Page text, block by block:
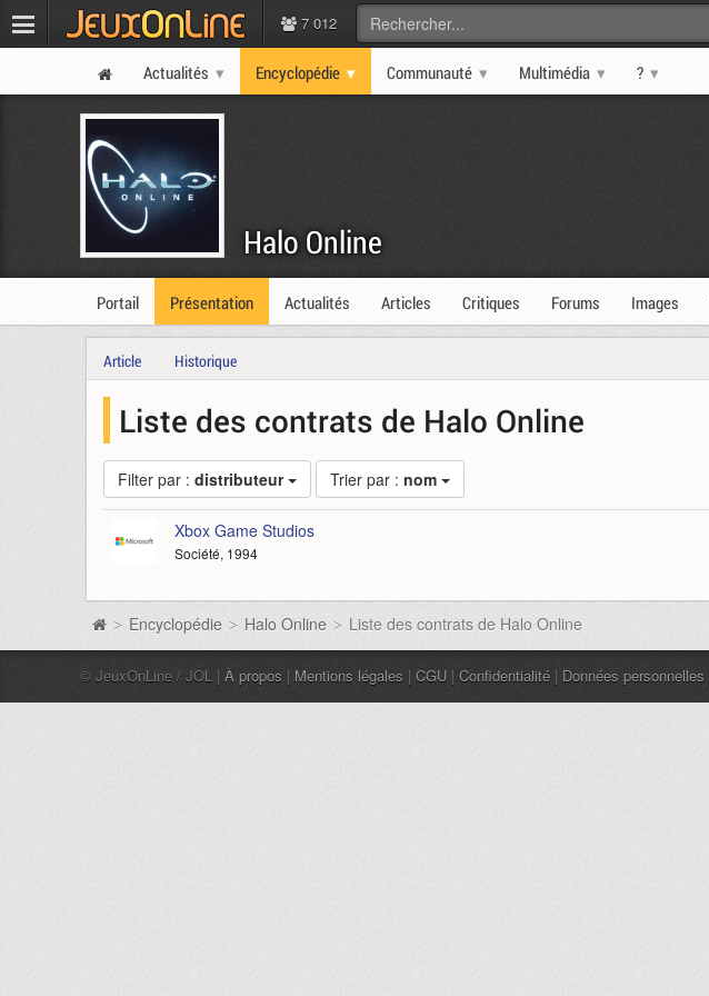
7 012
Actualités Encyclopédie Communauté Multimédia ?
Halo Online
Portail Présentation Actualités Articles Critiques Forums Images
Article Historique
Liste des contrats de Halo Online
Filter par : distributeur Trier par : nom
Xbox Game Studios
Société, 1994
> Encyclopédie > Halo Online > Liste des contrats de Halo Online
© JeuxOnLine / JOL | À propos | Mentions légales | CGU | Confidentialité | Données personnelles